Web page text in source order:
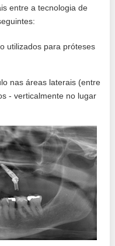
entre a tecnologia de
utilizados para próteses
nas áreas laterais (entre
- verticalmente no lugar